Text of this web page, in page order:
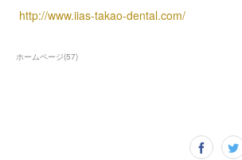
http://www.iias-takao-dental.com/
ホームページ(57)